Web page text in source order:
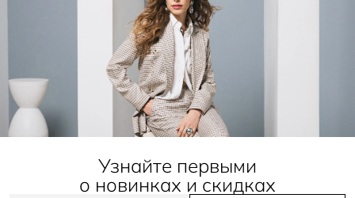
Узнайте первыми
о новинках и скидках